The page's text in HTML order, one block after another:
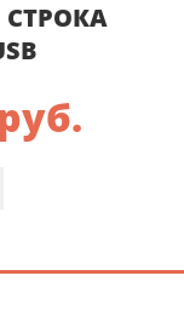
руб.